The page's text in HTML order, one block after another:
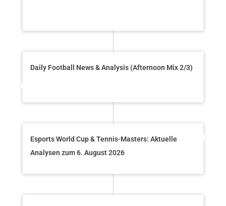
Daily Football News & Analysis (Afternoon Mix 2/3)
Esports World Cup & Tennis-Masters: Aktuelle
Analysen zum 6. August 2026